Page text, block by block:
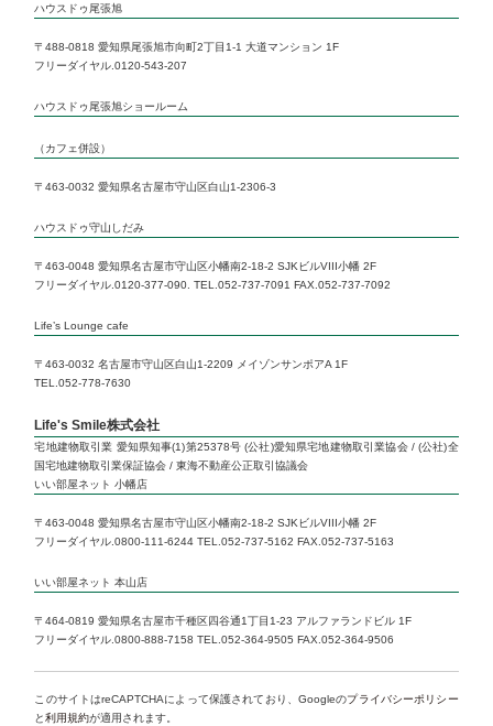
いい部屋ネット 小幡店
ハウスドゥ尾張旭
〒488-0818 愛知県尾張旭市向町2丁目1-1 大道マンション 1F
フリーダイヤル.0120-543-207
ハウスドゥ尾張旭ショールーム
（カフェ併設）
〒463-0032 愛知県名古屋市守山区白山1-2306-3
ハウスドゥ守山しだみ
〒463-0048 愛知県名古屋市守山区小幡南2-18-2 SJKビルVIII小幡 2F
フリーダイヤル.0120-377-090. TEL.052-737-7091 FAX.052-737-7092
Life’s Lounge cafe
〒463-0032 名古屋市守山区白山1-2209 メイゾンサンポアA 1F
TEL.052-778-7630
Life's Smile株式会社
宅地建物取引業 愛知県知事(1)第25378号 (公社)愛知県宅地建物取引業協会 / (公社)全
国宅地建物取引業保証協会 / 東海不動産公正取引協議会
いい部屋ネット 小幡店
〒463-0048 愛知県名古屋市守山区小幡南2-18-2 SJKビルVIII小幡 2F
フリーダイヤル.0800-111-6244 TEL.052-737-5162 FAX.052-737-5163
いい部屋ネット 本山店
〒464-0819 愛知県名古屋市千種区四谷通1丁目1-23 アルファランドビル 1F
フリーダイヤル.0800-888-7158 TEL.052-364-9505 FAX.052-364-9506
このサイトはreCAPTCHAによって保護されており、Googleのプライバシーポリシー
と利用規約が適用されます。